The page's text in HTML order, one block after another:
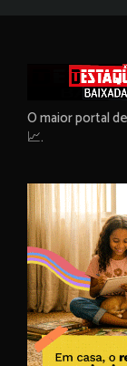
O maior portal
📈.